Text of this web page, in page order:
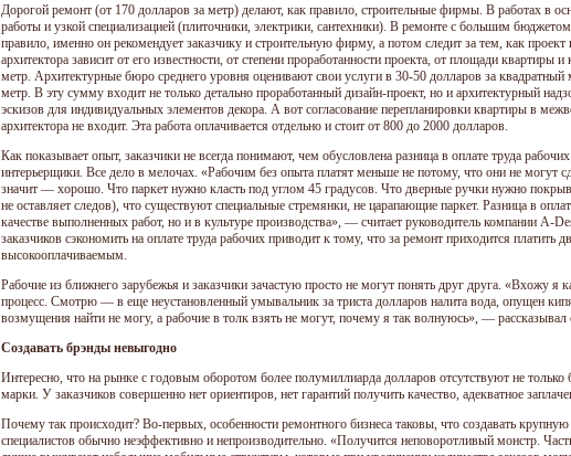
Дорогой ремонт (от 170 долларов за метр) делают, как правило, строительные фирмы. В работах в
работы и узкой специализацией (плиточники, электрики, сантехники). В ремонте с большим
правило, именно он рекомендует заказчику и строительную фирму, а потом следит за тем, как
архитектора зависит от его известности, от степени проработанности проекта, от площади квартиры
метр. Архитектурные бюро среднего уровня оценивают свои услуги в 30-50 долларов за
метр. В эту сумму входит не только детально проработанный дизайн-проект, но и архитектурный
эскизов для индивидуальных элементов декора. А вот согласование перепланировки квартиры в
архитектора не входит. Эта работа оплачивается отдельно и стоит от 800 до 2000 долларов.
Как показывает опыт, заказчики не всегда понимают, чем обусловлена разница в оплате труда
интерьерщики. Все дело в мелочах. «Рабочим без опыта платят меньше не потому, что они не могут
значит — хорошо. Что паркет нужно класть под углом 45 градусов. Что дверные ручки нужно
не оставляет следов), что существуют специальные стремянки, не царапающие паркет. Разница в
качестве выполненных работ, но и в культуре производства», — считает руководитель компании A-
заказчиков сэкономить на оплате труда рабочих приводит к тому, что за ремонт приходится
высокооплачиваемым.
Рабочие из ближнего зарубежья и заказчики зачастую просто не могут понять друг друга. «Вхожу я
процесс. Смотрю — в еще неустановленный умывальник за триста долларов налита вода, опущен
возмущения найти не могу, а рабочие в толк взять не могут, почему я так волнуюсь», —
Создавать брэнды невыгодно
Интересно, что на рынке с годовым оборотом более полумиллиарда долларов отсутствуют не только
марки. У заказчиков совершенно нет ориентиров, нет гарантий получить качество, адекватное
Почему так происходит? Во-первых, особенности ремонтного бизнеса таковы, что создавать
специалистов обычно неэффективно и непроизводительно. «Получится неповоротливый монстр.